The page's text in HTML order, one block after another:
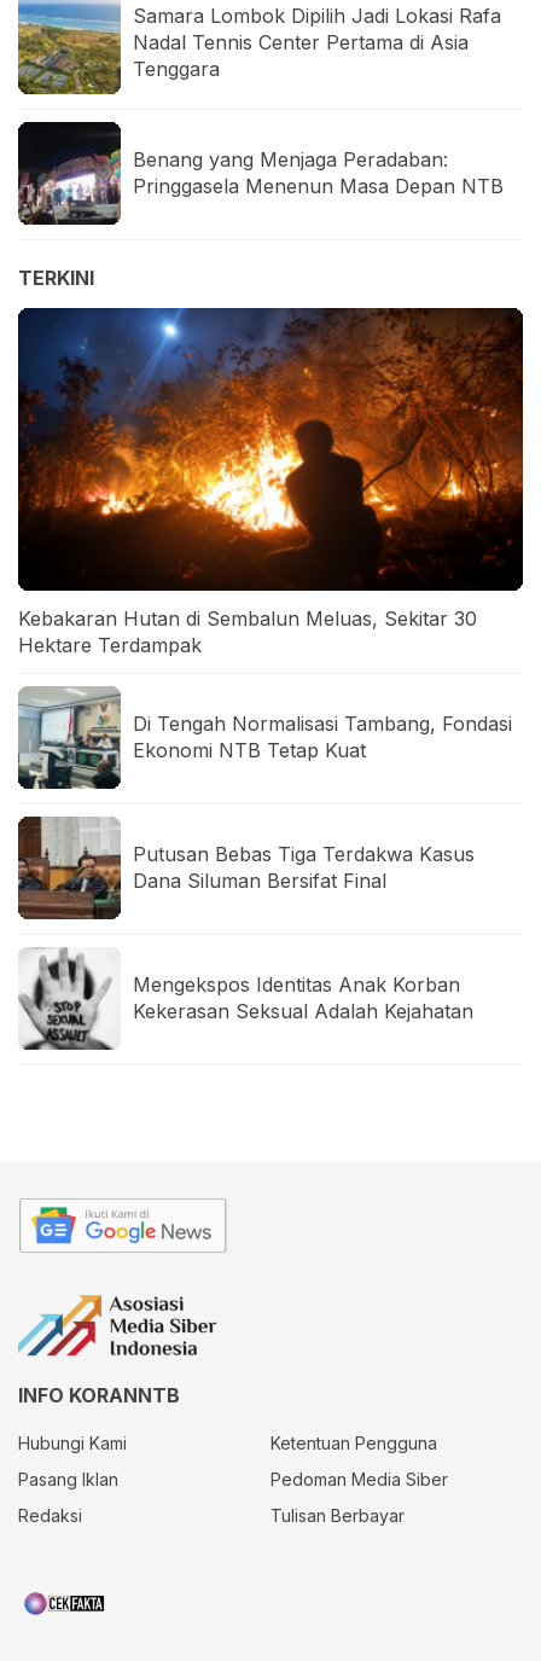
Samara Lombok Dipilih Jadi Lokasi Rafa
Nadal Tennis Center Pertama di Asia
Tenggara
Benang yang Menjaga Peradaban:
Pringgasela Menenun Masa Depan NTB
TERKINI
Kebakaran Hutan di Sembalun Meluas, Sekitar 30
Hektare Terdampak
Di Tengah Normalisasi Tambang, Fondasi
Ekonomi NTB Tetap Kuat
Putusan Bebas Tiga Terdakwa Kasus
Dana Siluman Bersifat Final
Mengekspos Identitas Anak Korban
Kekerasan Seksual Adalah Kejahatan
INFO KORANNTB
Hubungi Kami
Ketentuan Pengguna
Pasang Iklan
Pedoman Media Siber
Redaksi
Tulisan Berbayar